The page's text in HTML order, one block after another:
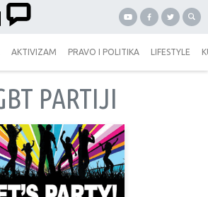
AKTIVIZAM PRAVO I POLITIKA LIFESTYLE
PARTIJI